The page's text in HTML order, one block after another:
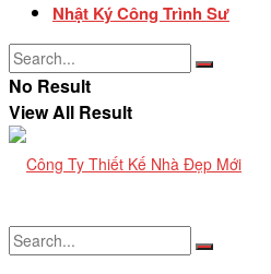
Nhật Ký Công Trình Sư
No Result
View All Result